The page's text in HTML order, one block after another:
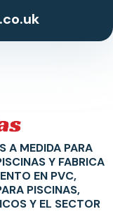
A MEDIDA PARA
Y FABRICA
EN PVC,
PISCINAS,
Y EL SECTOR